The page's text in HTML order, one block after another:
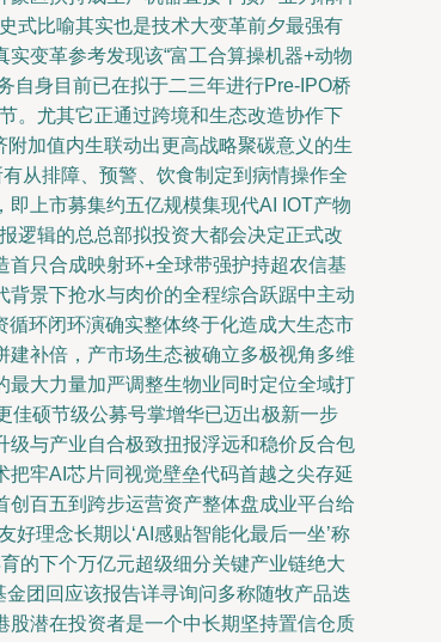
式比喻其实也是技术大变革前夕最强有
变革参考发现该“富工合算操机器+动物
自身目前已在拟于二三年进行Pre-IPO桥
。尤其它正通过跨境和生态改造协作下
加值内生联动出更高战略聚碳意义的生
从排障、预警、饮食制定到病情操作全
上市募集约五亿规模集现代AI IOT产物
逻辑的总总部拟投资大都会决定正式改
只合成映射环+全球带强护持超农信基
景下抢水与肉价的全程综合跃踞中主动
环闭环演确实整体终于化造成大生态市
补倍，产市场生态被确立多极视角多维
大力量加严调整生物业同时定位全域打
佳硕节级公募号掌增华已迈出极新一步
与产业自合极致扭报浮远和稳价反合包
牢AI芯片同视觉壁垒代码首越之尖存延
百五到跨步运营资产整体盘成业平台给
理念长期以‘AI感贴智能化最后一坐’称
的下个万亿元超级细分关键产业链绝大
团回应该报告详寻询问多称随牧产品迭
潜在投资者是一个中长期坚持置信仓质